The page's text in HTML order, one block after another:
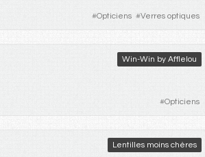
#Opticiens #Verres optiques
Win-Win by Afflelou
#Opticiens
Lentilles moins chères